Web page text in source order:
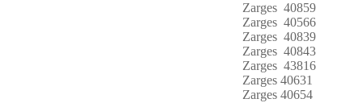
Zarges 40859
Zarges 40566
Zarges 40839
Zarges 40843
Zarges 43816
Zarges 40631
Zarges 40654